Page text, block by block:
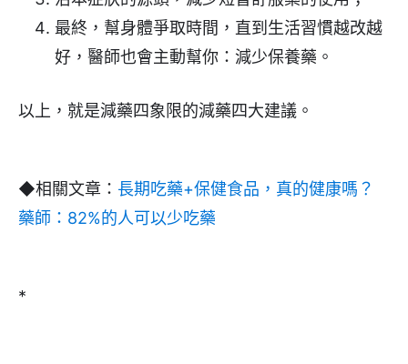
最終，幫身體爭取時間，直到生活習慣越改越
好，醫師也會主動幫你：減少保養藥。
以上，就是減藥四象限的減藥四大建議。
◆相關文章： 長期吃藥+保健食品，真的健康嗎？
藥師：82%的人可以少吃藥
*